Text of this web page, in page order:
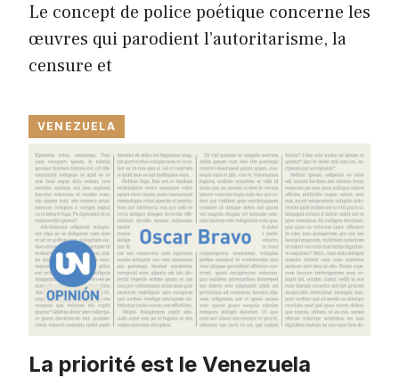
Le concept de police poétique concerne les
œuvres qui parodient l’autoritarisme, la
censure et
VENEZUELA
La priorité est le Venezuela